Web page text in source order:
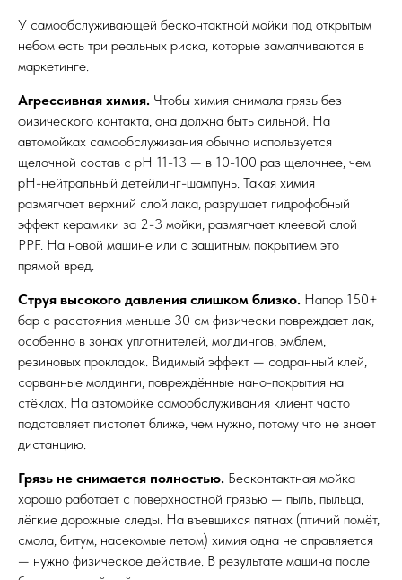
У самообслуживающей бесконтактной мойки под открытым
небом есть три реальных риска, которые замалчиваются в
маркетинге.
Агрессивная химия. Чтобы химия снимала грязь без
физического контакта, она должна быть сильной. На
автомойках самообслуживания обычно используется
щелочной состав с pH 11-13 — в 10-100 раз щелочнее, чем
pH-нейтральный детейлинг-шампунь. Такая химия
размягчает верхний слой лака, разрушает гидрофобный
эффект керамики за 2-3 мойки, размягчает клеевой слой
PPF. На новой машине или с защитным покрытием это
прямой вред.
Струя высокого давления слишком близко. Напор 150+
бар с расстояния меньше 30 см физически повреждает лак,
особенно в зонах уплотнителей, молдингов, эмблем,
резиновых прокладок. Видимый эффект — содранный клей,
сорванные молдинги, повреждённые нано-покрытия на
стёклах. На автомойке самообслуживания клиент часто
подставляет пистолет ближе, чем нужно, потому что не знает
дистанцию.
Грязь не снимается полностью. Бесконтактная мойка
хорошо работает с поверхностной грязью — пыль, пыльца,
лёгкие дорожные следы. На въевшихся пятнах (птичий помёт,
смола, битум, насекомые летом) химия одна не справляется
— нужно физическое действие. В результате машина после